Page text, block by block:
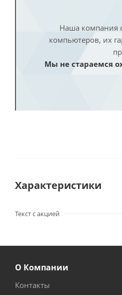
Наша компания
компьютеров, их
Мы не стараемся
Характеристики
Текст с акцией
О Компании
Контакты